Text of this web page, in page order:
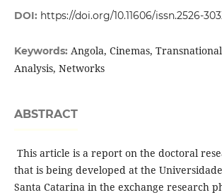
DOI: https://doi.org/10.11606/issn.2526-
Keywords: Angola, Cinemas,
Analysis, Networks
ABSTRACT
This article is a report on the doctoral
that is being developed at the
Santa Catarina in the exchange research